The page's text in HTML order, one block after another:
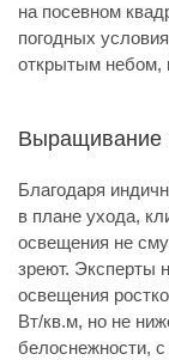
на посевном
погодных
открытым небом,
Выращивание
Благодаря
в плане ухода,
освещения не
зреют. Эксперты
освещения
Вт/кв.м, но не
белоснежности,